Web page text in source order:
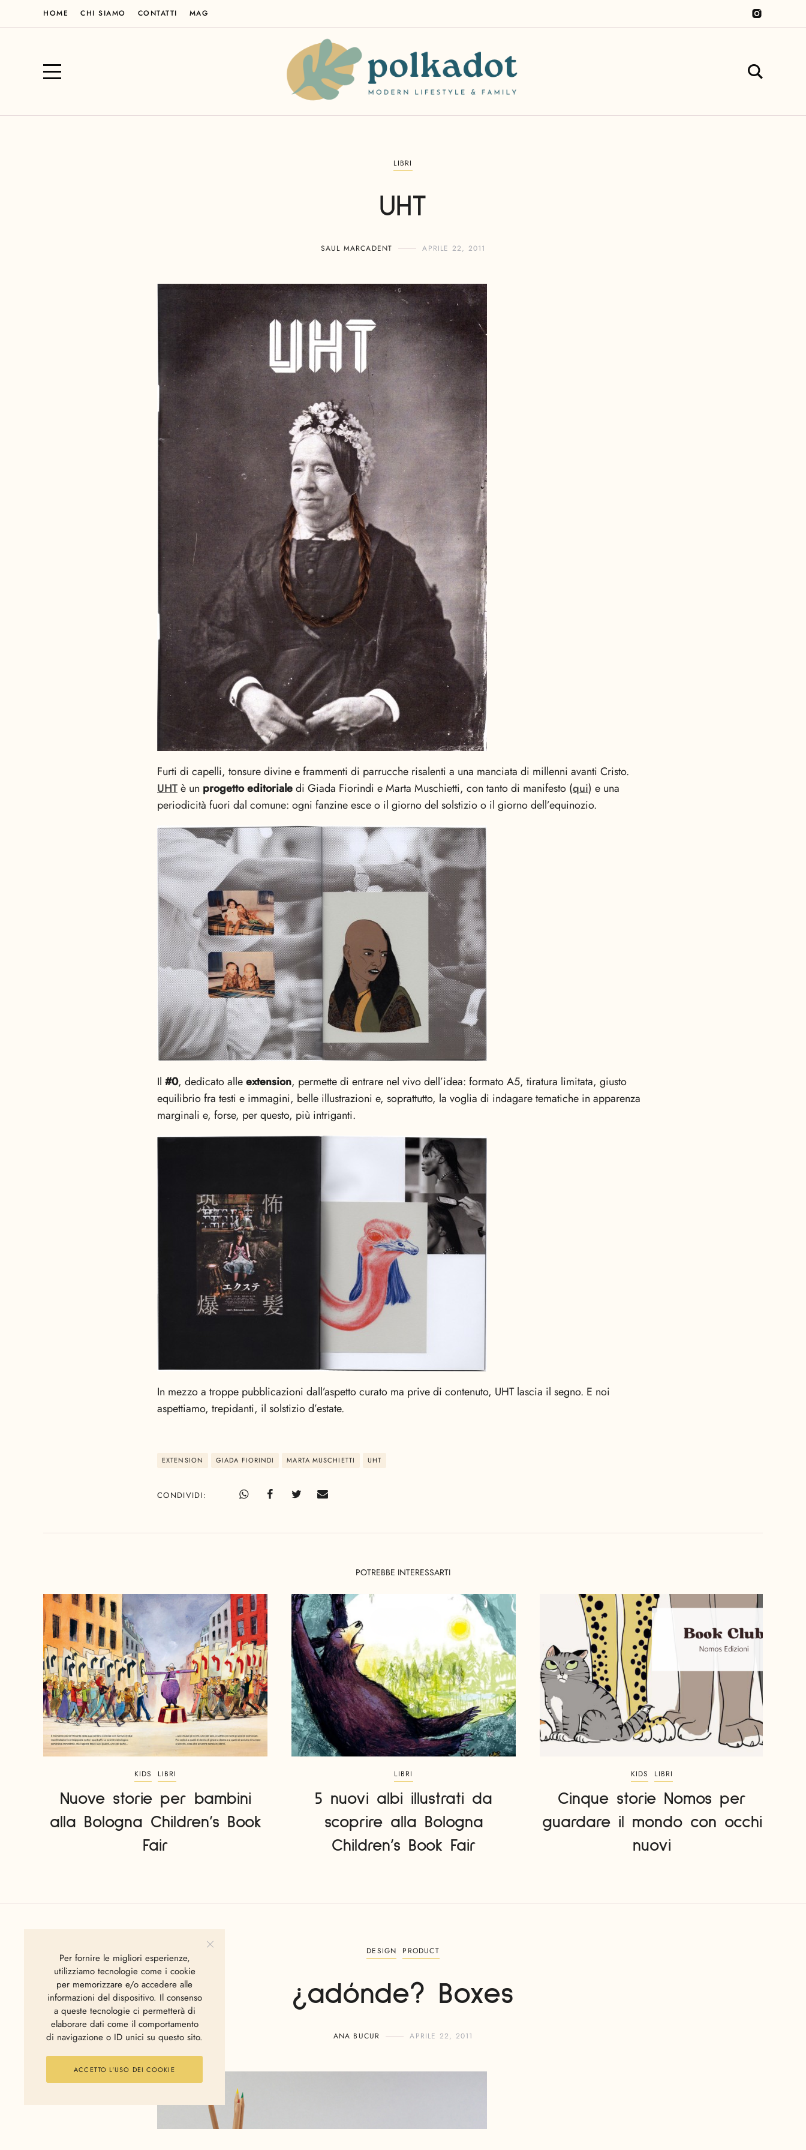
HOME CHI SIAMO CONTATTI MAG
LIBRI
UHT
SAUL MARCADENT APRILE 22, 2011
Furti di capelli, tonsure divine e frammenti di parrucche risalenti a una manciata di millenni avanti Cristo.
UHTè un progetto editorialedi Giada Fiorindi e Marta Muschietti, con tanto di manifesto (qui) e una
periodicità fuori dal comune: ogni fanzine esce o il giorno del solstizio o il giorno dell’equinozio.
Il #0, dedicato alleextension, permette di entrare nel vivo dell’idea: formato A5, tiratura limitata, giusto
equilibrio fra testi e immagini, belle illustrazioni e, soprattutto, la voglia di indagare tematiche in apparenza
marginali e, forse, per questo, più intriganti.
In mezzo a troppe pubblicazioni dall’aspetto curato ma prive di contenuto, UHT lascia il segno. E noi
aspettiamo, trepidanti, il solstizio d’estate.
EXTENSION GIADA FIORINDI MARTA MUSCHIETTI UHT
CONDIVIDI
POTREBBE INTERESSARTI
KIDS LIBRI
Nuove storie per bambini
alla Bologna Children’s Book
Fair
LIBRI
5 nuovi albi illustrati da
scoprire alla Bologna
Children’s Book Fair
KIDS LIBRI
Cinque storie Nomos per
guardare il mondo con occhi
nuovi
DESIGN PRODUCT
¿adónde? Boxes
ANA BUCUR APRILE 22, 2011
Per fornire le migliori esperienze,
utilizziamo tecnologie come i cookie
per memorizzare e/o accedere alle
informazioni del dispositivo. Il consenso
a queste tecnologie ci permetterà di
elaborare dati come il comportamento
di navigazione o ID unici su questo sito.
ACCETTO L'USO DEI COOKIE